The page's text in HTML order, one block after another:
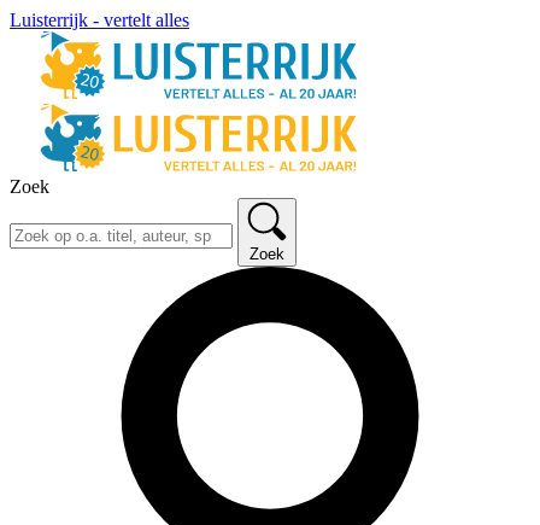
Luisterrijk - vertelt alles
Zoek
Zoek